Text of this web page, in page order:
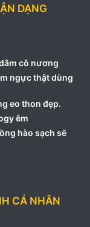
DẠNG
cô nương
ngực thật dùng
eo thon đẹp.
êm
hào sạch sẽ
CÁ NHÂN